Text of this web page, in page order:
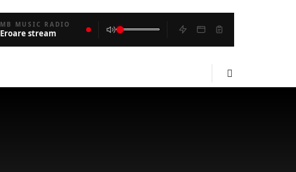
MB MUSIC RADIO
Eroare stream